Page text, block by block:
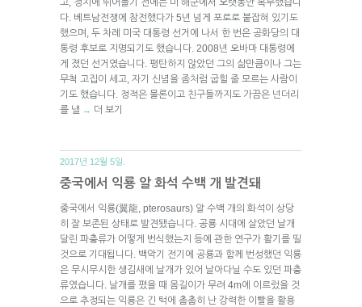
다. 베트남전쟁에 참전했다가 5년 넘게 포로로 붙잡혀 있기도
했으며, 두 차례 미국 대통령 선거에 나서 한 번은 공화당의 대
통령 후보로 지명되기도 했습니다. 2008년 오바마 대통령에
게 졌던 선거였습니다. 평탄하지 않았던 그의 삶만큼이나 그는
무척 고집이 세고, 자기 신념을 좀처럼 굽힐 줄 모르는 사람이
기도 했습니다. 정적은 물론이고 친구들까지도 가끔은 넌더리
를 낼 → 더 보기
2017년 12월 5일.
중국에서 익룡 알 화석 수백 개 발견돼
중국에서 익룡(翼龍, pterosaurs) 알 수백 개의 화석이 상당
히 잘 보존된 상태로 발견됐습니다. 공룡 시대에 살았던 날개
달린 파충류가 어떻게 번식했는지 등에 관한 연구가 활기를 띨
것으로 기대됩니다. 백악기 전기에 공룡과 함께 번성했던 익룡
은 무시무시한 생김새에 날개가 있어 날아다닐 수도 있던 파충
류였습니다. 날개를 폈을 때 몸길이가 무려 4m에 이르렀을 것
으로 추정되는 익룡은 긴 턱에 촘촘히 난 강력한 이빨을 활용